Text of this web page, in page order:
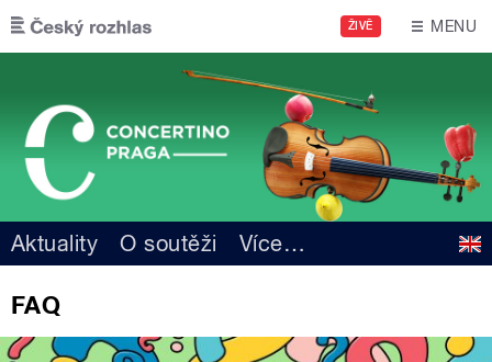
Přejít k hlavnímu obsahu
ŽIVĚ MENU
Aktuality O soutěži Více…
FAQ